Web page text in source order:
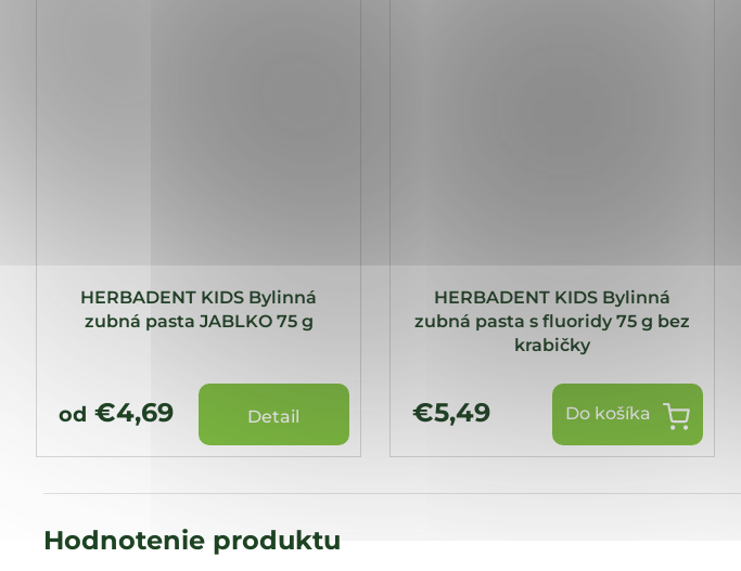
HERBADENT KIDS Bylinná
zubná pasta JABLKO 75 g
od €4,69 Detail
HERBADENT KIDS Bylinná
zubná pasta s fluoridy 75 g bez
krabičky
€5,49 Do košíka
Hodnotenie produktu